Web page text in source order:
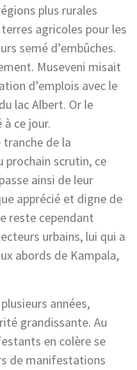
plus rurales
agricoles pour les
semé d’embûches.
Museveni misait
d’emplois avec le
lac Albert. Or le
ce jour.
de la
prochain scrutin, ce
ainsi de leur
apprécié et digne de
reste cependant
urbains, lui qui a
abords de Kampala,
années,
grandissante. Au
en colère se
de manifestations